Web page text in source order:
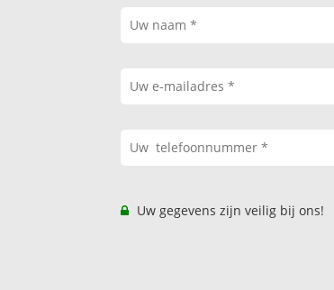
Uw gegevens zijn veilig bij ons!